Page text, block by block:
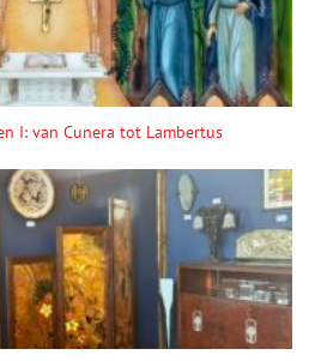
I: van Cunera tot Lambertus